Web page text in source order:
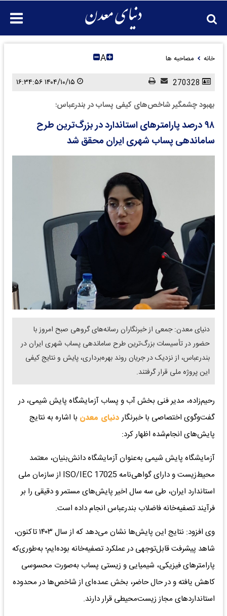
خانه مصاحبه ها A
بهبود چشمگیر شاخص‌های کیفی پساب در بندرعباس؛
۹۸ درصد پارامترهای استاندارد در بزرگ‌ترین طرح
ساماندهی پساب شهری ایران محقق شد
دنیای معدن: جمعی از خبرنگاران رسانه‌های گروهی صبح امروز با
حضور در تأسیسات بزرگ‌ترین طرح ساماندهی پساب شهری ایران در
بندرعباس، از نزدیک در جریان روند بهره‌برداری، پایش و نتایج کیفی
این پروژه ملی قرار گرفتند.
رحیم‌زاده، مدیر فنی بخش آب و پساب آزمایشگاه پایش شیمی، در
گفت‌وگوی اختصاصی با خبرنگاردنیای معدن با اشاره به نتایج
پایش‌های انجام‌شده اظهار کرد:
آزمایشگاه پایش شیمی به‌عنوان آزمایشگاه دانش‌بنیان، معتمد
محیط‌زیست و دارای گواهی‌نامه ISO/IEC 17025 از سازمان ملی
استاندارد ایران، طی سه سال اخیر پایش‌های مستمر و دقیقی را بر
فرآیند تصفیه‌خانه فاضلاب بندرعباس انجام داده است.
وی افزود: نتایج این پایش‌ها نشان می‌دهد که از سال ۱۴۰۳ تاکنون،
شاهد پیشرفت قابل‌توجهی در عملکرد تصفیه‌خانه بوده‌ایم؛ به‌طوری‌که
پارامترهای فیزیکی، شیمیایی و زیستی پساب به‌صورت محسوسی
کاهش یافته و در حال حاضر، بخش عمده‌ای از شاخص‌ها در محدوده
استانداردهای مجاز زیست‌محیطی قرار دارند.